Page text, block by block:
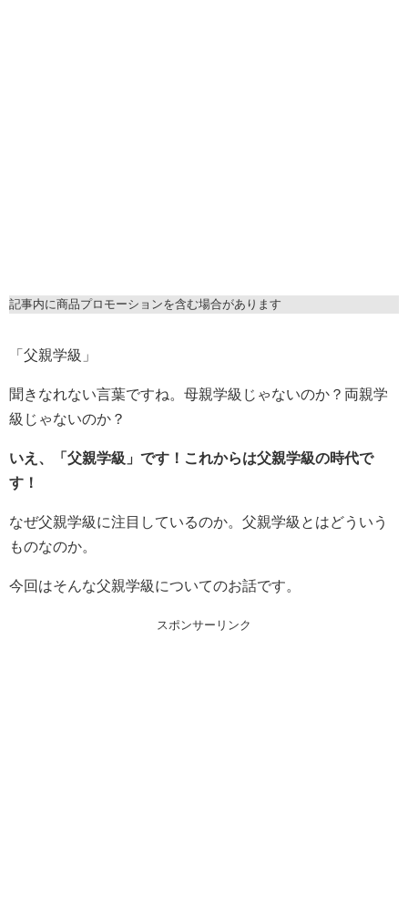
記事内に商品プロモーションを含む場合があります
「父親学級」
聞きなれない言葉ですね。母親学級じゃないのか？両親学
級じゃないのか？
いえ、「父親学級」です！これからは父親学級の時代で
す！
なぜ父親学級に注目しているのか。父親学級とはどういう
ものなのか。
今回はそんな父親学級についてのお話です。
スポンサーリンク